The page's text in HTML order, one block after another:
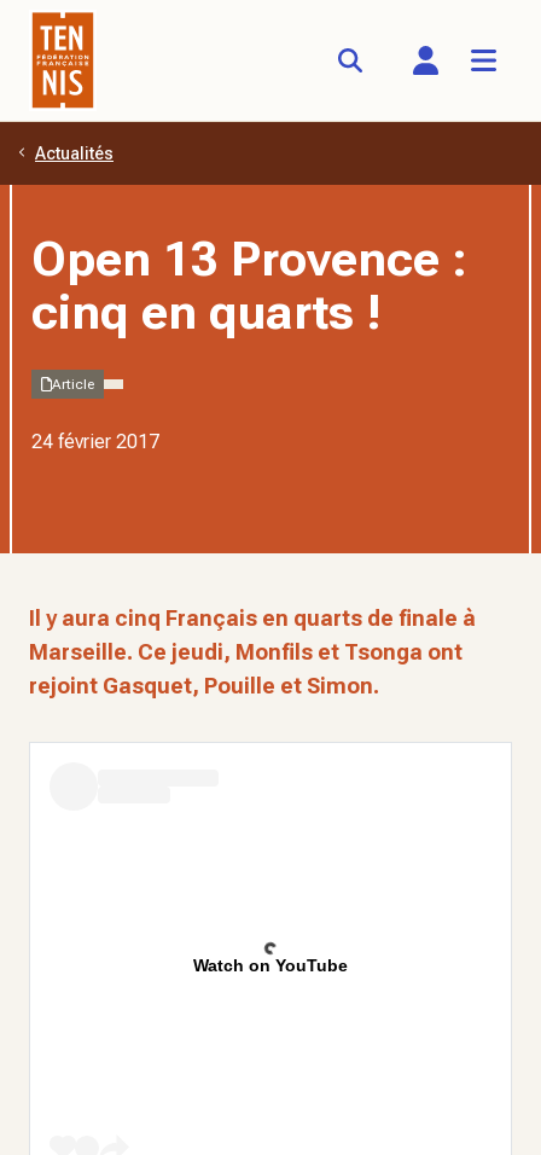
Aller au contenu principal
Actualités
Open 13 Provence :
cinq en quarts !
Article
24 février 2017
Il y aura cinq Français en quarts de finale à
Marseille. Ce jeudi, Monfils et Tsonga ont
rejoint Gasquet, Pouille et Simon.
Watch on YouTube